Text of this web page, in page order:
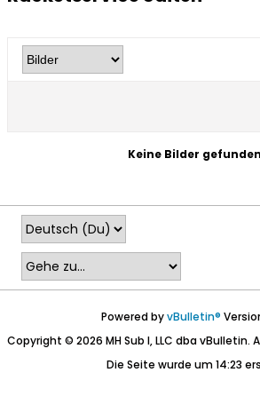
Keine Bilder
Powered byvBulletin®
Copyright © 2026 MH Sub I, LLC dba vBulletin.
Die Seite wurde um 14:23